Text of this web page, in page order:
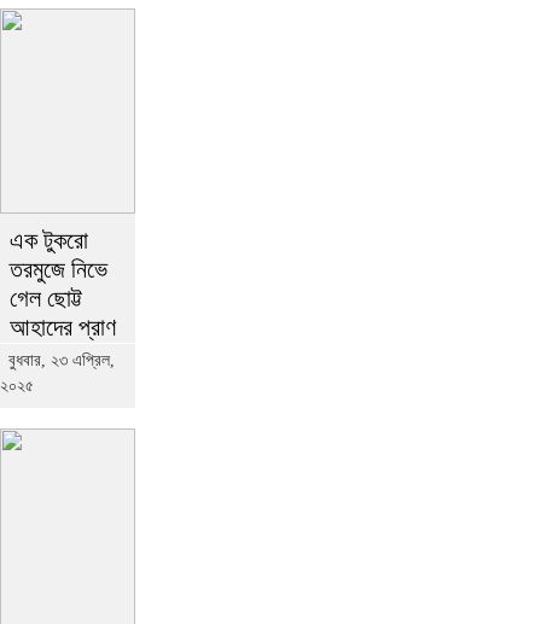
এক টুকরো
তরমুজে নিভে
গেল ছোট্ট
আহাদের প্রাণ
বুধবার, ২৩ এপ্রিল,
২০২৫